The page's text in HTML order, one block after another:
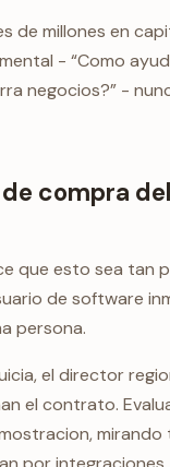
de millones en
- “Como
negocios?” -
compra
que esto sea tan
de software
persona.
el director
el contrato.